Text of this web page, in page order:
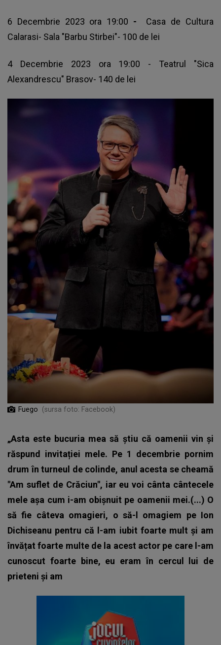
6 Decembrie 2023 ora 19:00 - Casa de Cultura
Calarasi- Sala "Barbu Stirbei"- 100 de lei
4 Decembrie 2023 ora 19:00 - Teatrul "Sica
Alexandrescu" Brasov- 140 de lei
Fuego (sursa foto: Facebook)
„Asta este bucuria mea să știu că oamenii vin și
răspund invitației mele. Pe 1 decembrie pornim
drum în turneul de colinde, anul acesta se cheamă
"Am suflet de Crăciun", iar eu voi cânta cântecele
mele așa cum i-am obișnuit pe oamenii mei.(...) O
să fie câteva omagieri, o să-l omagiem pe Ion
Dichiseanu pentru că l-am iubit foarte mult și am
învățat foarte multe de la acest actor pe care l-am
cunoscut foarte bine, eu eram în cercul lui de
prieteni și am